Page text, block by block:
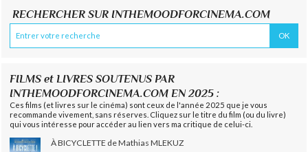
RECHERCHER SUR INTHEMOODFORCINEMA.COM
FILMS et LIVRES SOUTENUS PAR
INTHEMOODFORCINEMA.COM EN 2025 :
Ces films (et livres sur le cinéma) sont ceux de l'année 2025 que je vous
recommande vivement, sans réserves. Cliquez sur le titre du film (ou du livre)
qui vous intéresse pour accéder au lien vers ma critique de celui-ci.
À BICYCLETTE de Mathias MLEKUZ